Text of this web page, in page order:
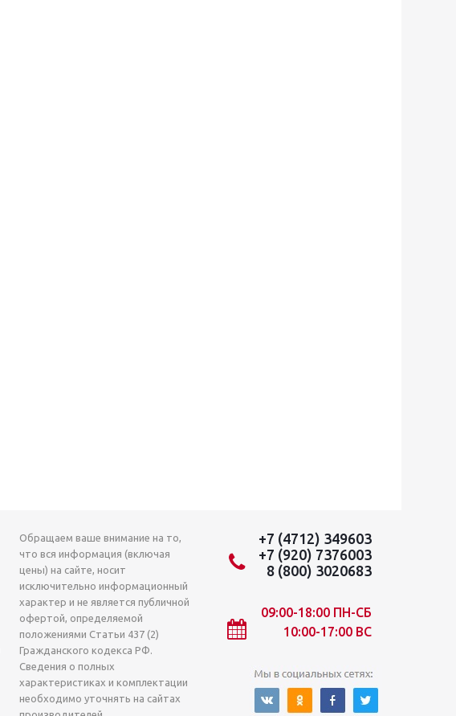
Обращаем ваше внимание на то,
что вся информация (включая
цены) на сайте, носит
исключительно информационный
характер и не является публичной
офертой, определяемой
положениями Статьи 437 (2)
Гражданского кодекса РФ.
Сведения о полных
характеристиках и комплектации
необходимо уточнять на сайтах
+7 (4712) 349603
+7 (920) 7376003
8 (800) 3020683
09:00-18:00 ПН-СБ
10:00-17:00 ВС